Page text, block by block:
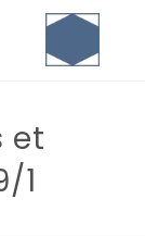
et
1